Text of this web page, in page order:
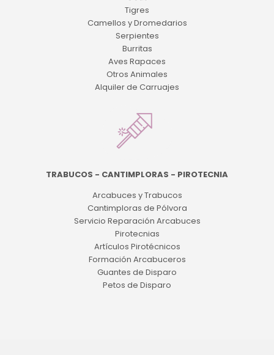
Tigres
Camellos y Dromedarios
Serpientes
Burritas
Aves Rapaces
Otros Animales
Alquiler de Carruajes
TRABUCOS - CANTIMPLORAS - PIROTECNIA
Arcabuces y Trabucos
Cantimploras de Pólvora
Servicio Reparación Arcabuces
Pirotecnias
Artículos Pirotécnicos
Formación Arcabuceros
Guantes de Disparo
Petos de Disparo